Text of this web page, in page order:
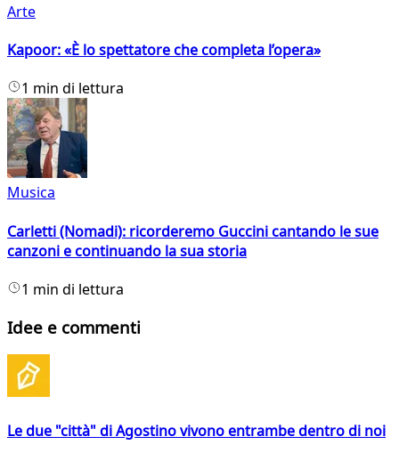
Arte
Kapoor: «È lo spettatore che completa l’opera»
1 min di lettura
Musica
Carletti (Nomadi): ricorderemo Guccini cantando le sue
canzoni e continuando la sua storia
1 min di lettura
Idee e commenti
Le due "città" di Agostino vivono entrambe dentro di noi